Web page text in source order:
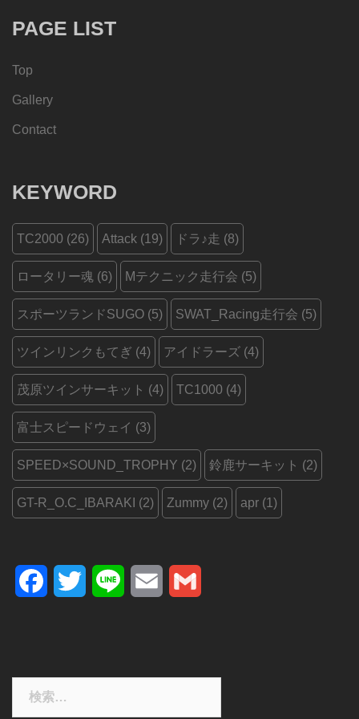
PAGE LIST
Top
Gallery
Contact
KEYWORD
TC2000 (26) Attack (19) ドラ♪走 (8)
ロータリー魂 (6) Mテクニック走行会 (5)
スポーツランドSUGO (5) SWAT_Racing走行会 (5)
ツインリンクもてぎ (4) アイドラーズ (4)
茂原ツインサーキット (4) TC1000 (4)
富士スピードウェイ (3)
SPEED×SOUND_TROPHY (2) 鈴鹿サーキット (2)
GT-R_O.C_IBARAKI (2) Zummy (2) apr (1)
FacebookTwitter Line Email